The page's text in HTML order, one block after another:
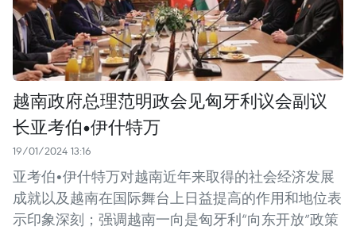
越南政府总理范明政会见匈牙利议会副议
长亚考伯•伊什特万
19/01/2024 13:16
亚考伯•伊什特万对越南近年来取得的社会经济发展
成就以及越南在国际舞台上日益提高的作用和地位表
示印象深刻；强调越南一向是匈牙利“向东开放”政策